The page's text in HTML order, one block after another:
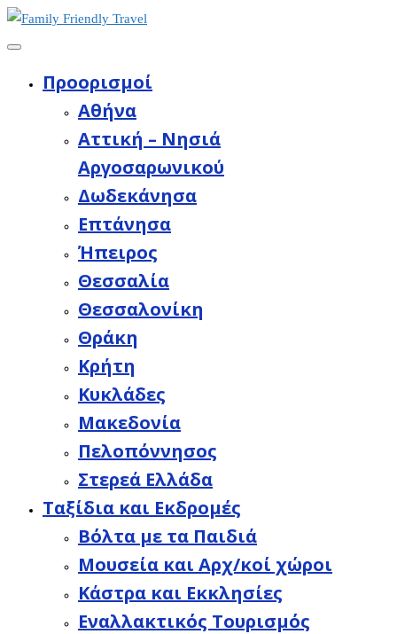
Προορισμοί
Aθήνα
Αττική – Νησιά
Αργοσαρωνικού
Δωδεκάνησα
Επτάνησα
Ήπειρος
Θεσσαλία
Θεσσαλονίκη
Θράκη
Κρήτη
Κυκλάδες
Μακεδονία
Πελοπόννησος
Στερεά Ελλάδα
Ταξίδια και Εκδρομές
Βόλτα με τα Παιδιά
Μουσεία και Αρχ/κοί χώροι
Κάστρα και Εκκλησίες
Εναλλακτικός Τουρισμός